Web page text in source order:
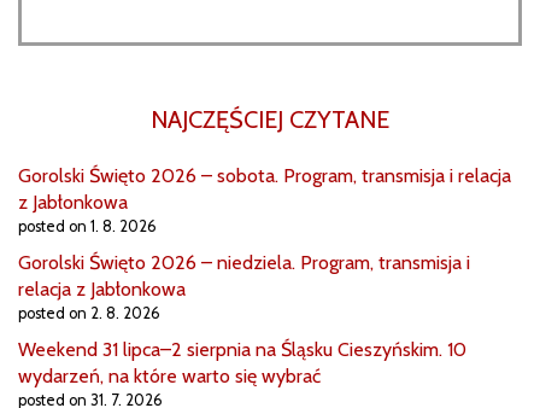
NAJCZĘŚCIEJ CZYTANE
Gorolski Święto 2026 – sobota. Program, transmisja i relacja
z Jabłonkowa
posted on 1. 8. 2026
Gorolski Święto 2026 – niedziela. Program, transmisja i
relacja z Jabłonkowa
posted on 2. 8. 2026
Weekend 31 lipca–2 sierpnia na Śląsku Cieszyńskim. 10
wydarzeń, na które warto się wybrać
posted on 31. 7. 2026